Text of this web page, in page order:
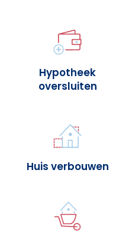
Hypotheek
oversluiten
Huis verbouwen